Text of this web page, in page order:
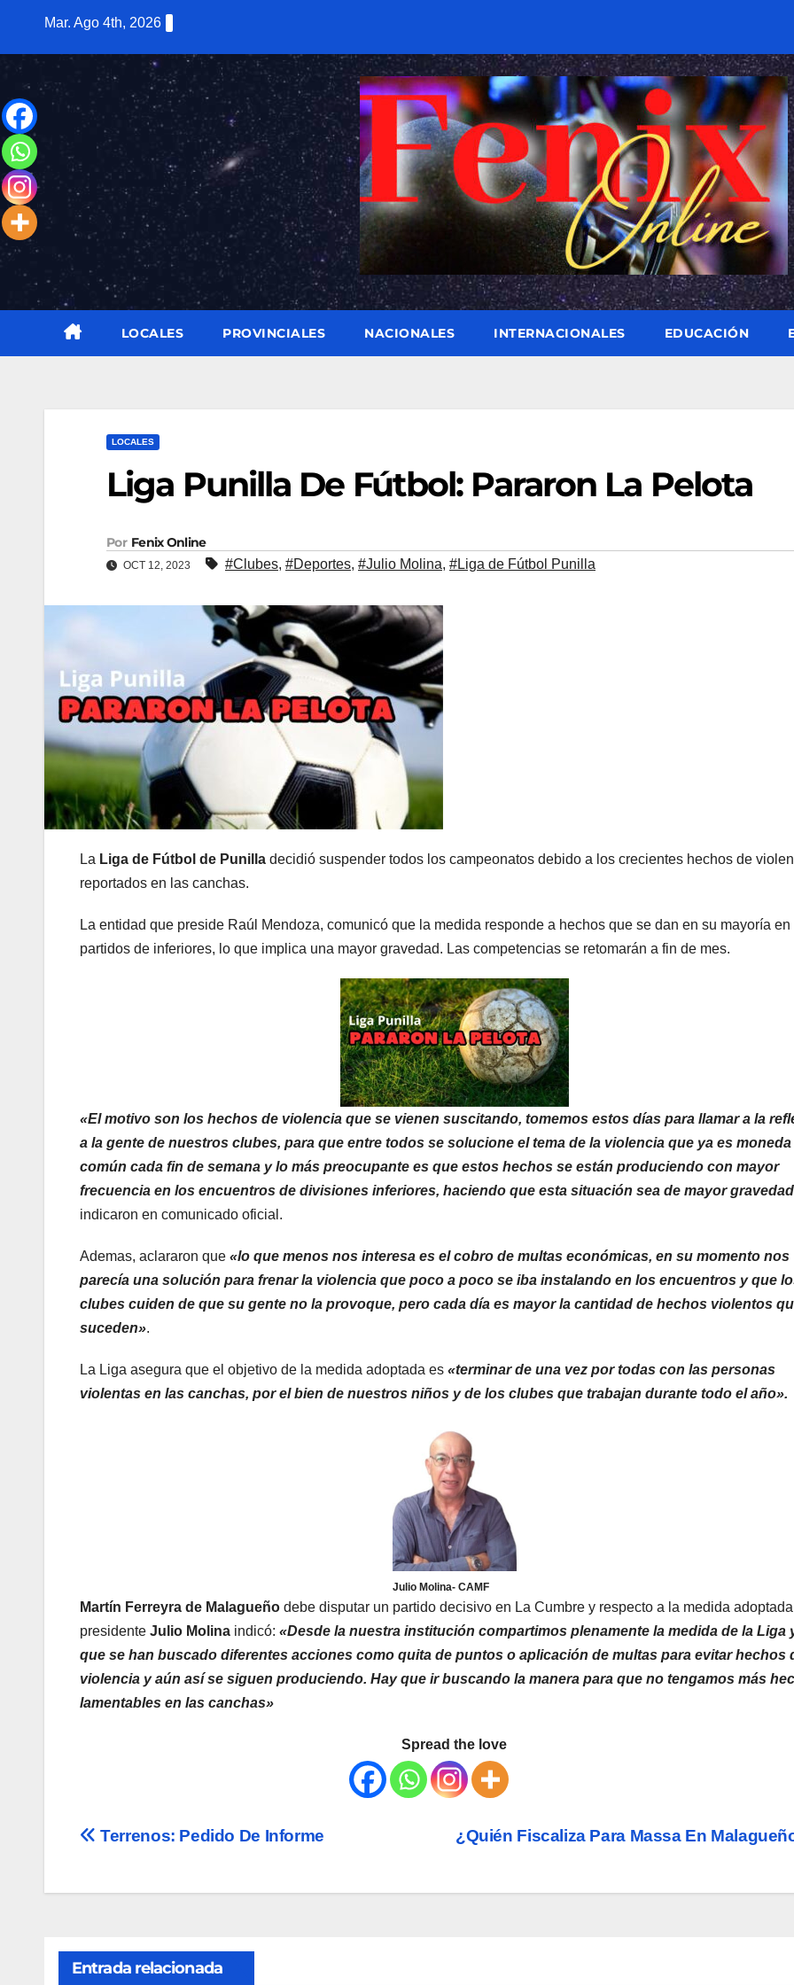
contenido
Mar. Ago 4th, 2026
LOCALES PROVINCIALES NACIONALES INTERNACIONALES EDUCACIÓN
LOCALES
Liga Punilla De Fútbol: Pararon La Pelota
Por Fenix Online
OCT 12, 2023 #Clubes, #Deportes, #Julio Molina, #Liga de Fútbol Punilla
La Liga de Fútbol de Punilla decidió suspender todos los campeonatos debido a los crecientes hechos de
reportados en las canchas.
La entidad que preside Raúl Mendoza, comunicó que la medida responde a hechos que se dan en su mayoría en
partidos de inferiores, lo que implica una mayor gravedad. Las competencias se retomarán a fin de mes.
«El motivo son los hechos de violencia que se vienen suscitando, tomemos estos días para llamar a la
a la gente de nuestros clubes, para que entre todos se solucione el tema de la violencia que ya es moneda
común cada fin de semana y lo más preocupante es que estos hechos se están produciendo con mayor
frecuencia en los encuentros de divisiones inferiores, haciendo que esta situación sea de mayor
indicaron en comunicado oficial.
Ademas, aclararon que «lo que menos nos interesa es el cobro de multas económicas, en su momento nos
parecía una solución para frenar la violencia que poco a poco se iba instalando en los encuentros y que
clubes cuiden de que su gente no la provoque, pero cada día es mayor la cantidad de hechos violentos
suceden».
La Liga asegura que el objetivo de la medida adoptada es «terminar de una vez por todas con las personas
violentas en las canchas, por el bien de nuestros niños y de los clubes que trabajan durante todo el año».
Julio Molina- CAMF
Martín Ferreyra de Malagueño debe disputar un partido decisivo en La Cumbre y respecto a la medida
presidente Julio Molina indicó: «Desde la nuestra institución compartimos plenamente la medida de la Liga
que se han buscado diferentes acciones como quita de puntos o aplicación de multas para evitar hechos
violencia y aún así se siguen produciendo. Hay que ir buscando la manera para que no tengamos más
lamentables en las canchas»
Spread the love
Navegación
¿Quién Fiscaliza Para Massa En
Terrenos: Pedido De Informe
Entrada relacionada